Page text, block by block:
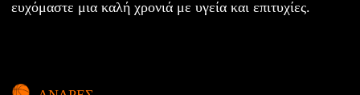
ευχόμαστε μια καλή χρονιά με υγεία και επιτυχίες.